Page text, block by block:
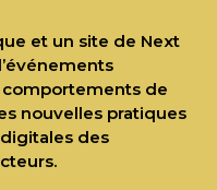
et un site de Next
comportements de
nouvelles pratiques
des